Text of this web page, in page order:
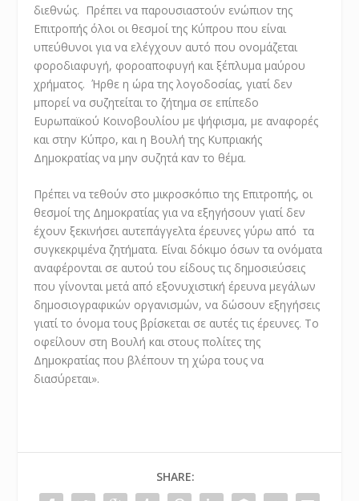
διεθνώς. Πρέπει να παρουσιαστούν ενώπιον της
Επιτροπής όλοι οι θεσμοί της Κύπρου που είναι
υπεύθυνοι για να ελέγχουν αυτό που ονομάζεται
φοροδιαφυγή, φοροαποφυγή και ξέπλυμα μαύρου
χρήματος. Ήρθε η ώρα της λογοδοσίας, γιατί δεν
μπορεί να συζητείται το ζήτημα σε επίπεδο
Ευρωπαϊκού Κοινοβουλίου με ψήφισμα, με αναφορές
και στην Κύπρο, και η Βουλή της Κυπριακής
Δημοκρατίας να μην συζητά καν το θέμα.
Πρέπει να τεθούν στο μικροσκόπιο της Επιτροπής, οι
θεσμοί της Δημοκρατίας για να εξηγήσουν γιατί δεν
έχουν ξεκινήσει αυτεπάγγελτα έρευνες γύρω από τα
συγκεκριμένα ζητήματα. Είναι δόκιμο όσων τα ονόματα
αναφέρονται σε αυτού του είδους τις δημοσιεύσεις
που γίνονται μετά από εξονυχιστική έρευνα μεγάλων
δημοσιογραφικών οργανισμών, να δώσουν εξηγήσεις
γιατί το όνομα τους βρίσκεται σε αυτές τις έρευνες. Το
οφείλουν στη Βουλή και στους πολίτες της
Δημοκρατίας που βλέπουν τη χώρα τους να
διασύρεται».
SHARE: